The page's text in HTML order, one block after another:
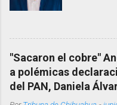
Menonita,
Corredor
se habría
encerrado
"Sacaron el cobre"
a polémicas
del PAN, Daniela